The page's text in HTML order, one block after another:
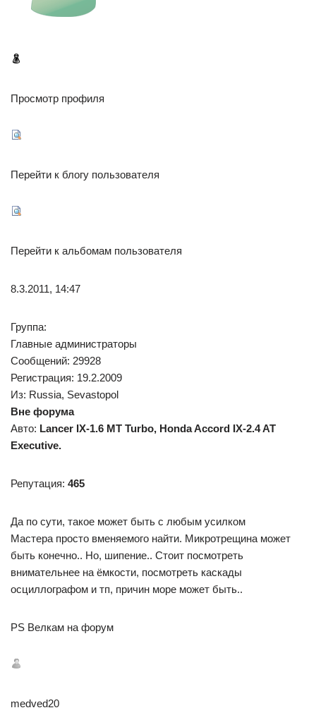
Просмотр профиля
Перейти к блогу пользователя
Перейти к альбомам пользователя
8.3.2011, 14:47
Группа:
Главные администраторы
Сообщений: 29928
Регистрация: 19.2.2009
Из: Russia, Sevastopol
Вне форума
Авто: Lancer IX-1.6 MT Turbo, Honda Accord IX-2.4 AT
Executive.
Репутация: 465
Да по сути, такое может быть с любым усилком
Мастера просто вменяемого найти. Микротрещина может
быть конечно.. Но, шипение.. Стоит посмотреть
внимательнее на ёмкости, посмотреть каскады
осциллографом и тп, причин море может быть..
PS Велкам на форум
medved20